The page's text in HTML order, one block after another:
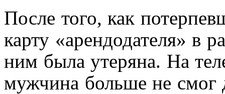
После того, как
карту «арендодателя» в
ним была утеряна. На
мужчина больше не смог